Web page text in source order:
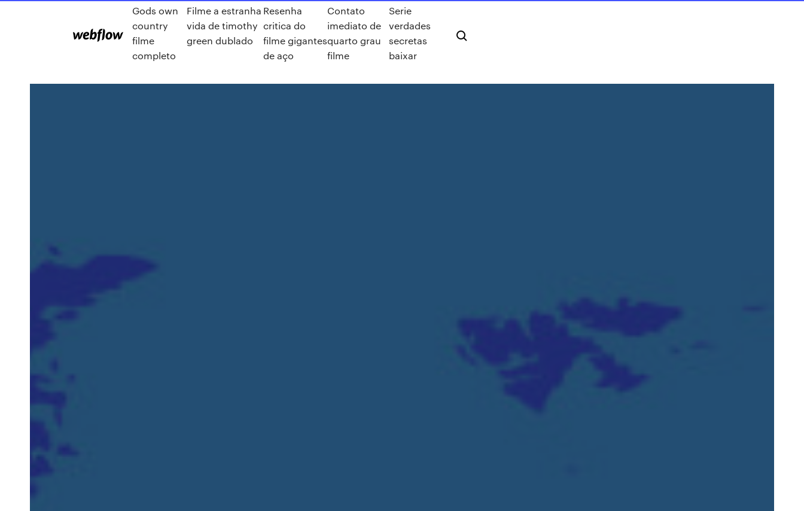
Gods own
country
filme
completo
Filme a estranha
vida de timothy
green dublado
Resenha
critica do
filme gigantes
de aço
Contato
imediato de
quarto grau
filme
Serie
verdades
secretas
baixar